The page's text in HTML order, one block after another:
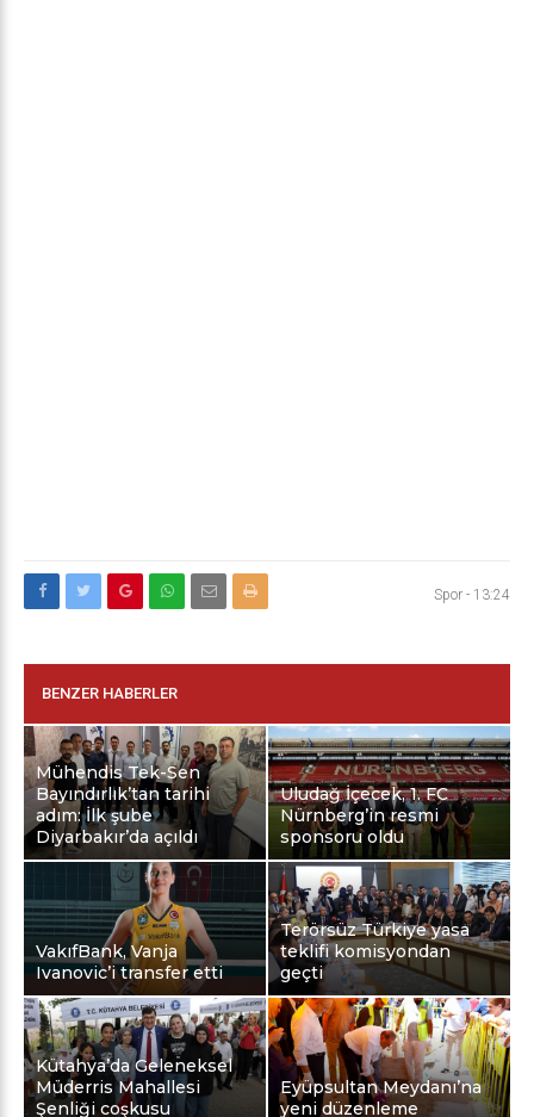
Spor - 13:24
BENZER HABERLER
Mühendis Tek-Sen
Bayındırlık’tan tarihi
adım: İlk şube
Diyarbakır’da açıldı
Uludağ İçecek, 1. FC
Nürnberg’in resmi
sponsoru oldu
VakıfBank, Vanja
Ivanovic’i transfer etti
Terörsüz Türkiye yasa
teklifi komisyondan
geçti
Kütahya’da Geleneksel
Müderris Mahallesi
Şenliği coşkusu
Eyüpsultan Meydanı’na
yeni düzenleme